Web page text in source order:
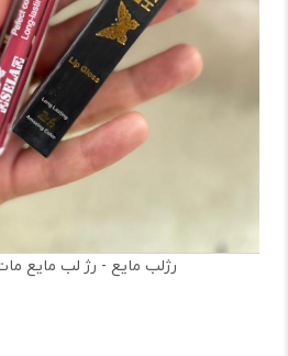
رژلب مایع - رژ لب مایع مات